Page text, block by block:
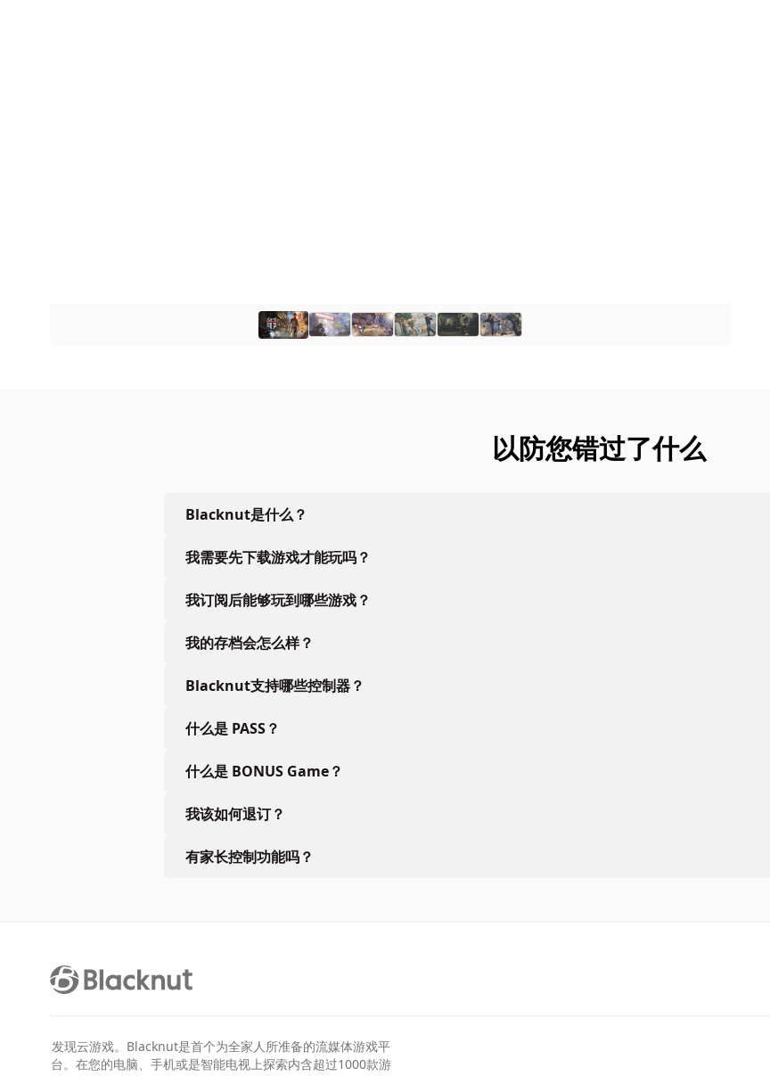
以防您错过了什么
Blacknut是什么？
我需要先下载游戏才能玩吗？
我订阅后能够玩到哪些游戏？
我的存档会怎么样？
Blacknut支持哪些控制器？
什么是 PASS？
什么是 BONUS Game？
我该如何退订？
有家长控制功能吗？
发现云游戏。Blacknut是首个为全家人所准备的流媒体游戏平
台。在您的电脑、手机或是智能电视上探索内含超过1000款游